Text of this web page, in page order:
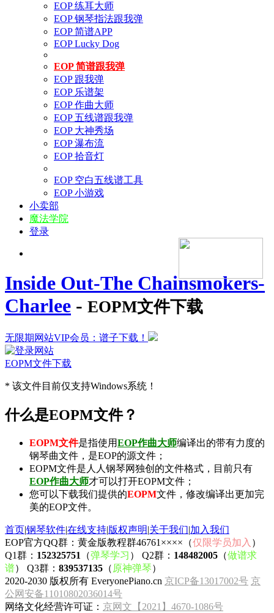
EOP 练耳大师
EOP 钢琴指法跟我弹
EOP 简谱APP
EOP Lucky Dog
EOP 简谱跟我弹
EOP 跟我弹
EOP 乐谱架
EOP 作曲大师
EOP 五线谱跟我弹
EOP 大神秀场
EOP 瀑布流
EOP 拾音灯
EOP 空白五线谱工具
EOP 小游戏
小卖部
魔法学院
登录
Inside Out-The Chainsmokers-
Charlee - EOPM文件下载
无限期网站VIP会员：谱子下载！
EOPM文件下载
* 该文件目前仅支持Windows系统！
什么是EOPM文件？
EOPM文件是指使用EOP作曲大师编译出的带有力度的
钢琴曲文件，是EOP的源文件；
EOPM文件是人人钢琴网独创的文件格式，目前只有
EOP作曲大师才可以打开EOPM文件；
您可以下载我们提供的EOPM文件，修改编译出更加完
美的EOP文件。
首页|钢琴软件|在线支持|版权声明|关于我们|加入我们
EOP官方QQ群：黄金版教程群46761××××（仅限学员加入 ）
Q1群： 152325751 （弹琴学习 ） Q2群： 148482005 （做谱求
谱） Q3群： 839537135 （ 原神弹琴）
2020-2030 版权所有 EveryonePiano.cn 京ICP备13017002号 京
公网安备11010802036014号
网络文化经营许可证： 京网文【2021】4670-1086号